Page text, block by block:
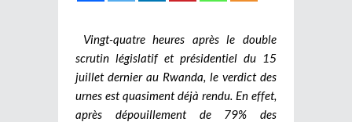
Vingt-quatre heures après le double
scrutin législatif et présidentiel du 15
juillet dernier au Rwanda, le verdict des
urnes est quasiment déjà rendu. En effet,
après dépouillement de 79% des